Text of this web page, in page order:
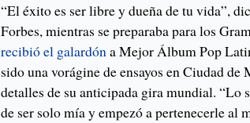
“El éxito es ser libre y dueña de tu vida”,
Forbes, mientras se preparaba para los
recibió el galardóna Mejor Álbum Pop
sido una vorágine de ensayos en Ciudad
detalles de su anticipada gira mundial. “Lo
de ser solo mía y empezó a pertenecerle al